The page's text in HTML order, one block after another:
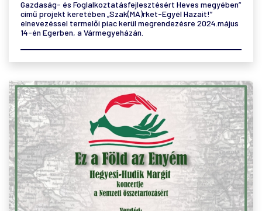
Gazdaság- és Foglalkoztatásfejlesztésért Heves megyében”
című projekt keretében „Szak(MA)rket-Egyél Hazait!”
elnevezéssel termelői piac kerül megrendezésre 2024.május
14-én Egerben, a Vármegyeházán.